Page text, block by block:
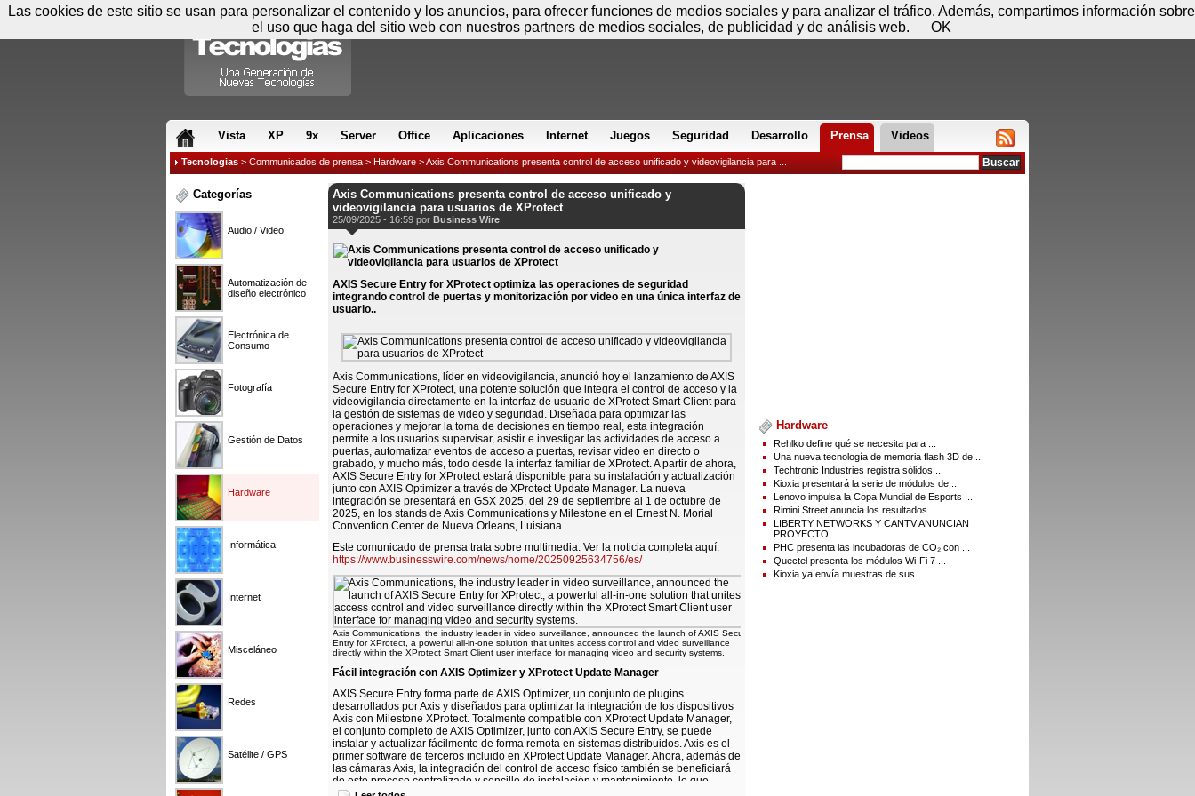
Vista XP 9x Server Office Aplicaciones Internet Juegos Seguridad Desarrollo Prensa Videos
Tecnologias > Communicados de prensa > Hardware > Axis Communications presenta control de acceso unificado y videovigilancia para ...
Categorías
Audio / Video
Automatización de
diseño electrónico
Electrónica de
Consumo
Fotografía
Gestión de Datos
Hardware
Informática
Internet
Misceláneo
Redes
Satélite / GPS
Axis Communications presenta control de acceso unificado y
videovigilancia para usuarios de XProtect
25/09/2025 - 16:59 por Business Wire
AXIS Secure Entry for XProtect optimiza las operaciones de seguridad
integrando control de puertas y monitorización por video en una única interfaz de
usuario..
Axis Communications, líder en videovigilancia, anunció hoy el lanzamiento de AXIS
Secure Entry for XProtect, una potente solución que integra el control de acceso y la
videovigilancia directamente en la interfaz de usuario de XProtect Smart Client para
la gestión de sistemas de video y seguridad. Diseñada para optimizar las
operaciones y mejorar la toma de decisiones en tiempo real, esta integración
permite a los usuarios supervisar, asistir e investigar las actividades de acceso a
puertas, automatizar eventos de acceso a puertas, revisar video en directo o
grabado, y mucho más, todo desde la interfaz familiar de XProtect. A partir de ahora,
AXIS Secure Entry for XProtect estará disponible para su instalación y actualización
junto con AXIS Optimizer a través de XProtect Update Manager. La nueva
integración se presentará en GSX 2025, del 29 de septiembre al 1 de octubre de
2025, en los stands de Axis Communications y Milestone en el Ernest N. Morial
Convention Center de Nueva Orleans, Luisiana.
Este comunicado de prensa trata sobre multimedia. Ver la noticia completa aquí:
https://www.businesswire.com/news/home/20250925634756/es/
Axis Communications, the industry leader in video surveillance, announced the launch of AXIS Secure
Entry for XProtect, a powerful all-in-one solution that unites access control and video surveillance
directly within the XProtect Smart Client user interface for managing video and security systems.
Fácil integración con AXIS Optimizer y XProtect Update Manager
AXIS Secure Entry forma parte de AXIS Optimizer, un conjunto de plugins
desarrollados por Axis y diseñados para optimizar la integración de los dispositivos
Axis con Milestone XProtect. Totalmente compatible con XProtect Update Manager,
el conjunto completo de AXIS Optimizer, junto con AXIS Secure Entry, se puede
instalar y actualizar fácilmente de forma remota en sistemas distribuidos. Axis es el
primer software de terceros incluido en XProtect Update Manager. Ahora, además de
las cámaras Axis, la integración del control de acceso físico también se beneficiará
de este proceso centralizado y sencillo de instalación y mantenimiento, lo que
ahorrará tiempo, reducirá errores y mejorará el tiempo de funcionamiento del
Hardware
Rehlko define qué se necesita para ...
Una nueva tecnología de memoria flash 3D de ...
Techtronic Industries registra sólidos ...
Kioxia presentará la serie de módulos de ...
Lenovo impulsa la Copa Mundial de Esports ...
Rimini Street anuncia los resultados ...
LIBERTY NETWORKS Y CANTV ANUNCIAN
PROYECTO ...
PHC presenta las incubadoras de CO₂ con ...
Quectel presenta los módulos Wi-Fi 7 ...
Kioxia ya envía muestras de sus ...
Jueves 06 de agosto - 09:33 Registrar Conectar
Las cookies de este sitio se usan para personalizar el contenido y los anuncios, para ofrecer funciones de medios sociales y para analizar el tráfico. Además, compartimos información sobre
el uso que haga del sitio web con nuestros partners de medios sociales, de publicidad y de análisis web.
OK